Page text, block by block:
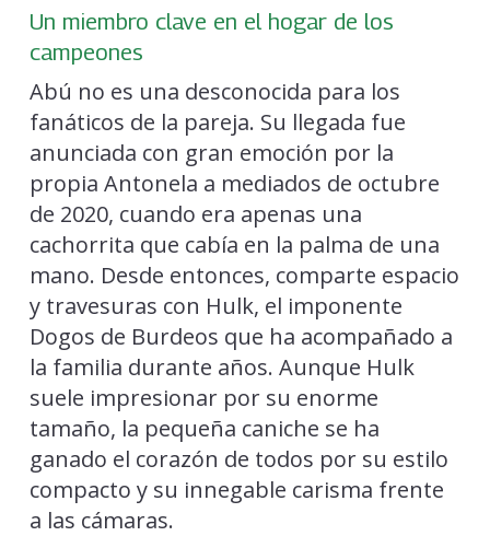
Un miembro clave en el hogar de los
campeones
Abú no es una desconocida para los
fanáticos de la pareja. Su llegada fue
anunciada con gran emoción por la
propia Antonela a mediados de octubre
de 2020, cuando era apenas una
cachorrita que cabía en la palma de una
mano. Desde entonces, comparte espacio
y travesuras con Hulk, el imponente
Dogos de Burdeos que ha acompañado a
la familia durante años. Aunque Hulk
suele impresionar por su enorme
tamaño, la pequeña caniche se ha
ganado el corazón de todos por su estilo
compacto y su innegable carisma frente
a las cámaras.